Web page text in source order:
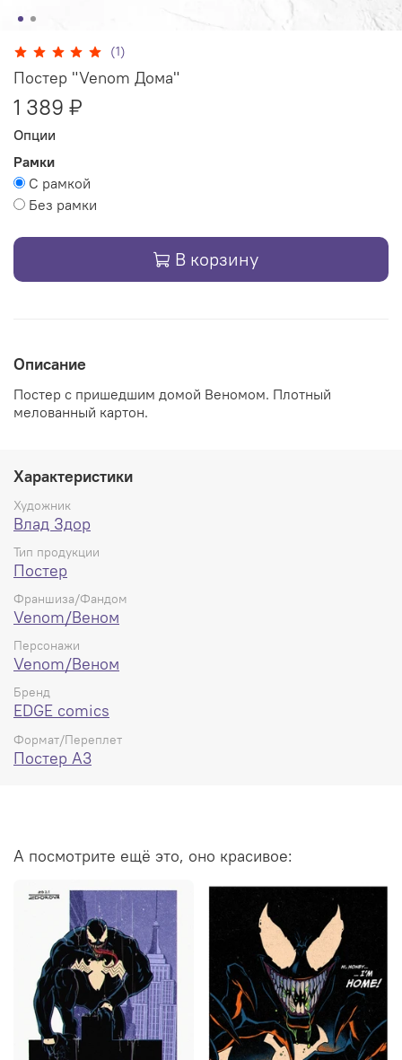
(1)
Постер "Venom Дома"
1 389 ₽
Опции
Рамки
С рамкой
Без рамки
В корзину
Описание
Постер с пришедшим домой Веномом. Плотный
мелованный картон.
Характеристики
Художник
Влад Здор
Тип продукции
Постер
Франшиза/Фандом
Venom/Веном
Персонажи
Venom/Веном
Бренд
EDGE comics
Формат/Переплет
Постер А3
А посмотрите ещё это, оно красивое: